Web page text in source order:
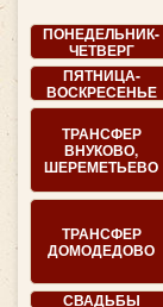
ПОНЕДЕЛЬНИК-
ЧЕТВЕРГ
ПЯТНИЦА-
ВОСКРЕСЕНЬЕ
ТРАНСФЕР
ВНУКОВО,
ШЕРЕМЕТЬЕВО
ТРАНСФЕР
ДОМОДЕДОВО
СВАДЬБЫ